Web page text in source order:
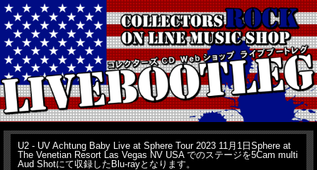
U2 - UV Achtung Baby Live at Sphere Tour 2023 11月1日Sphere at
The Venetian Resort Las Vegas NV USA でのステージを5Cam multi
Aud Shotにて収録したBlu-rayとなります。